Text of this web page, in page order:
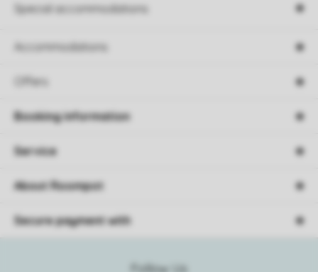
Special accommodations
Accommodations
Offers
Follow Us
Booking information
Service
About Roompot
Secure payment with